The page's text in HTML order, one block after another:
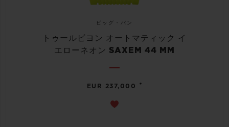
ビッグ・バン
トゥールビヨン オートマティック イ
エローネオン SAXEM 44 MM
EUR 237,000 •